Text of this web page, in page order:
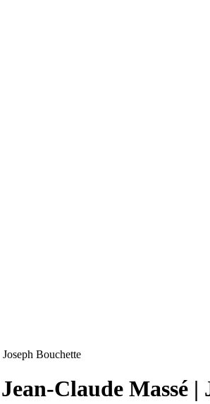
Claude Massé |